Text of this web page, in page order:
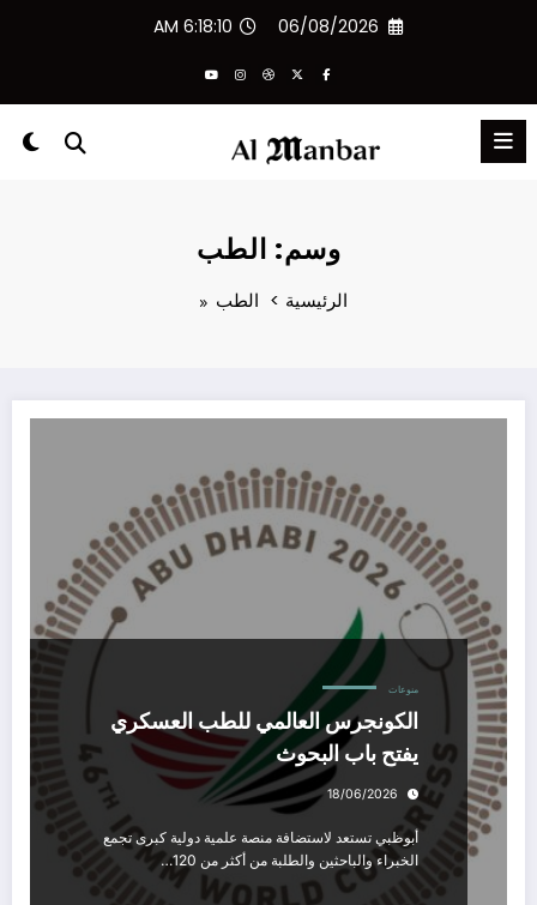
06/08/2026
6:18:10 AM
وسم: الطب
الرئيسية الطب
منوعات
الكونجرس العالمي للطب العسكري
يفتح باب البحوث
18/06/2026
أبوظبي تستعد لاستضافة منصة علمية دولية كبرى تجمع
الخبراء والباحثين والطلبة من أكثر من 120…